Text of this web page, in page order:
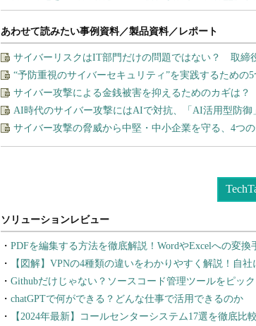
あわせて読みたい事例資料／製品資料／レポート
サイバーリスクはIT部門だけの問題ではない？ 取締
“予防重視のサイバーセキュリティ”を実践するための
サイバー攻撃による金銭被害を抑えるためのカギは？
AI時代のサイバー攻撃にはAIで対抗、「AI活用型防御
サイバー攻撃の脅威から中堅・中小企業を守る、4つ
PDFを編集する方法を徹底解説！WordやExcelへの変
【図解】VPNの4種類の違いをわかりやすく解説！自
Githubだけじゃない？ソースコード管理ツールをピッ
chatGPTで何ができる？どんな仕事で活用できるのか
【2024年最新】コールセンターシステム17選を徹底